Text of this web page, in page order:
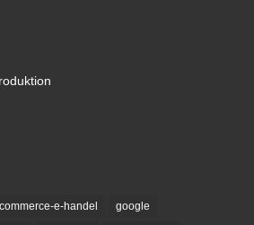
e-handel google